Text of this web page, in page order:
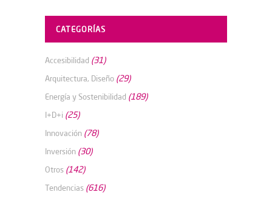
CATEGORÍAS
Accesibilidad (31)
Arquitectura, Diseño (29)
Energía y Sostenibilidad (189)
I+D+i (25)
Innovación (78)
Inversión (30)
Otros (142)
Tendencias (616)